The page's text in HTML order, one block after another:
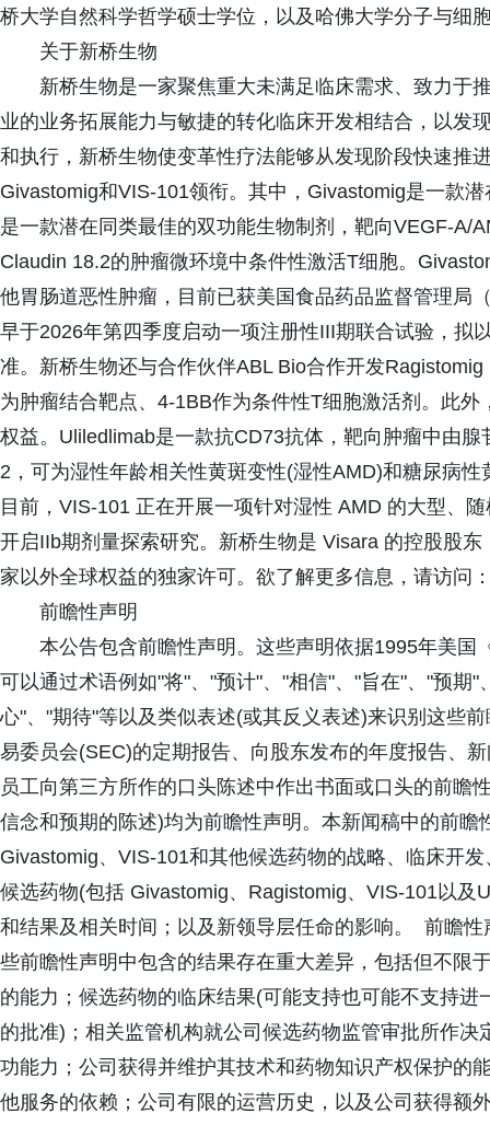
桥大学自然科学哲学硕士学位，以及哈佛大学分子与细
关于新桥生物
新桥生物是一家聚焦重大未满足临床需求、致力于
业的业务拓展能力与敏捷的转化临床开发相结合，以发
和执行，新桥生物使变革性疗法能够从发现阶段快速推
Givastomig和VIS-101领衔。其中，Givastomig是一款
是一款潜在同类最佳的双功能生物制剂，靶向VEGF-A/
Claudin 18.2的肿瘤微环境中条件性激活T细胞。
他胃肠道恶性肿瘤，目前已获美国食品药品监督管理局
早于2026年第四季度启动一项注册性III期联合试验，拟
准。新桥生物还与合作伙伴ABL Bio合作开发
为肿瘤结合靶点、4-1BB作为条件性T细胞激活剂。此
权益。Uliledlimab是一款抗CD73抗体，靶向肿瘤中由
2，可为湿性年龄相关性黄斑变性(湿性AMD)和糖尿病
目前，VIS-101 正在开展一项针对湿性 AMD 的大型、
开启IIb期剂量探索研究。新桥生物是 Visara 的控股股
家以外全球权益的独家许可。欲了解更多信息，请访问
前瞻性声明
本公告包含前瞻性声明。这些声明依据1995年美
可以通过术语例如"将"、"预计"、"相信"、"旨在"、"预期
心"、"期待"等以及类似表述(或其反义表述)来识别这些
易委员会(SEC)的定期报告、向股东发布的年度报告、
员工向第三方所作的口头陈述中作出书面或口头的前瞻
信念和预期的陈述)均为前瞻性声明。本新闻稿中的前
Givastomig、VIS-101和其他候选药物的战略、临床开
候选药物(包括 Givastomig、Ragistomig、VIS-101以
和结果及相关时间；以及新领导层任命的影响。 前瞻
些前瞻性声明中包含的结果存在重大差异，包括但不限
的能力；候选药物的临床结果(可能支持也可能不支持
的批准)；相关监管机构就公司候选药物监管审批所作
功能力；公司获得并维护其技术和药物知识产权保护的
他服务的依赖；公司有限的运营历史，以及公司获得额